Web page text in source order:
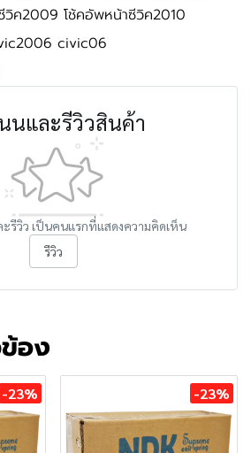
ค2009 โช้คอัพหน้าซีวิค2010
civic06
นและรีวิวสินค้า
รีวิว เป็นคนแรกที่แสดงความคิดเห็น
รีวิว
อง
-23% -23%